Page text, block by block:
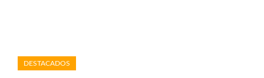
DESTACADOS